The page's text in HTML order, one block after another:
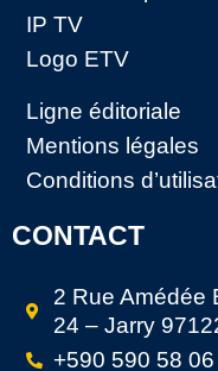
IP TV
Logo ETV
Ligne éditoriale
Mentions légales
Conditions
CONTACT
2 Rue Amédée
24 – Jarry
+590 590 58